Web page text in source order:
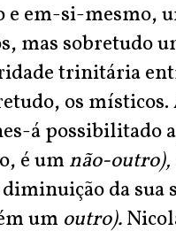
e em-si-mesmo,
mas sobretudo
trinitária
os
á possibilitado
é umnão-outro),
da sua
um outro).